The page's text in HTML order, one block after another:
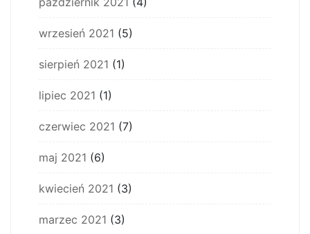
wrzesień 2021 (5)
sierpień 2021 (1)
lipiec 2021 (1)
czerwiec 2021 (7)
maj 2021 (6)
kwiecień 2021 (3)
marzec 2021 (3)